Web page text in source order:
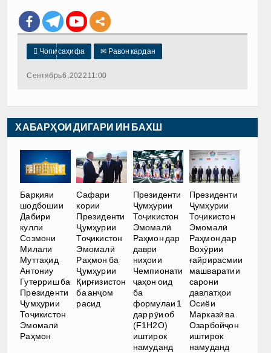
 Чопи саҳифа ✉ Равон кардан
Сентябрь 6, 2022 11:00
ХАБАРҲОИ ДИГАРИ ИН БАХШ
Барқияи
шодбошии
Дабири
кулли
Созмони
Милали
Муттаҳид
Антониу
Гутерриш ба
Президенти
Ҷумҳурии
Тоҷикистон
Эмомалӣ
Раҳмон
Сафари
кории
Президенти
Ҷумҳурии
Тоҷикистон
Эмомалӣ
Раҳмон ба
Ҷумҳурии
Қирғизистон
ба анҷом
расид
Президенти
Ҷумҳурии
Тоҷикистон
Эмомалӣ
Раҳмон дар
даври
ниҳоии
Чемпионати
ҷаҳон оид
ба
формулаи 1
дар рӯи об
(F1H2O)
иштирок
намуданд
Президенти
Ҷумҳурии
Тоҷикистон
Эмомалӣ
Раҳмон дар
Вохӯрии
ғайрирасмии
машваратии
сарони
давлатҳои
Осиёи
Марказӣ ва
Озарбойҷон
иштирок
намуданд